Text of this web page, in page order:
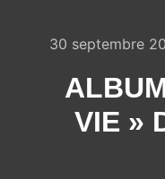
30 septembre
VIE »